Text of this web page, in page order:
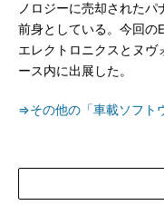
ノロジーに売却された
前身としている。今回の
エレクトロニクスとヌヴ
ース内に出展した。
⇒その他の「車載ソフト